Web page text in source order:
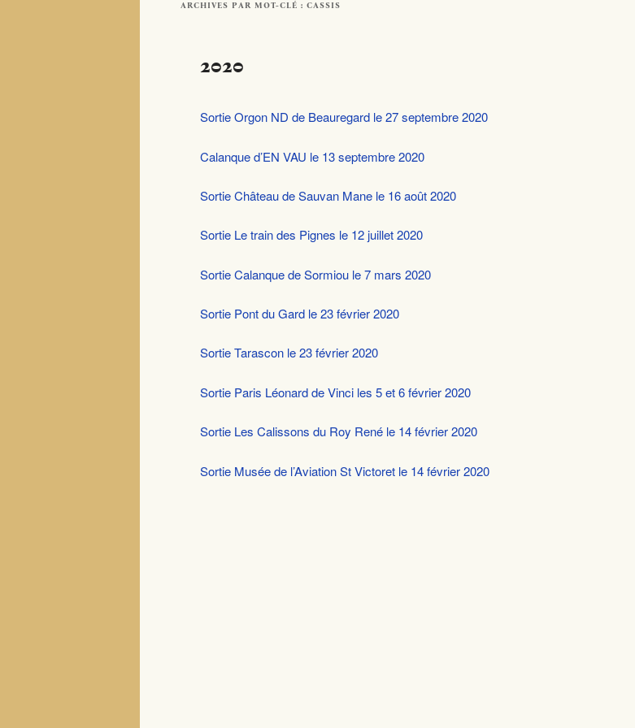
ARCHIVES PAR MOT-CLÉ : CASSIS
2020
Sortie Orgon ND de Beauregard le 27 septembre 2020
Calanque d’EN VAU le 13 septembre 2020
Sortie Château de Sauvan Mane le 16 août 2020
Sortie Le train des Pignes le 12 juillet 2020
Sortie Calanque de Sormiou le 7 mars 2020
Sortie Pont du Gard le 23 février 2020
Sortie Tarascon le 23 février 2020
Sortie Paris Léonard de Vinci les 5 et 6 février 2020
Sortie Les Calissons du Roy René le 14 février 2020
Sortie Musée de l’Aviation St Victoret le 14 février 2020